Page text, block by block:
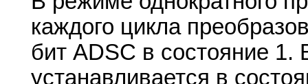
каждого цикла
бит ADSC в состояние
устанавливается в